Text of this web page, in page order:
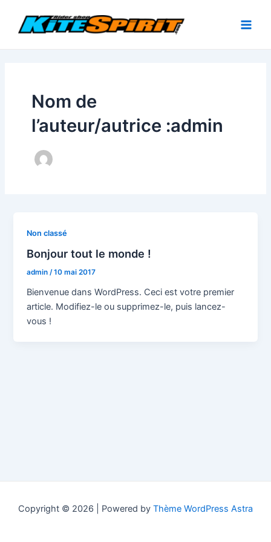
contenu
Nom de
l’auteur/autrice :admin
Non classé
Bonjour tout le monde !
admin/10 mai 2017
Bienvenue dans WordPress. Ceci est votre premier
article. Modifiez-le ou supprimez-le, puis lancez-
vous !
Copyright © 2026 | Powered by Thème WordPress Astra